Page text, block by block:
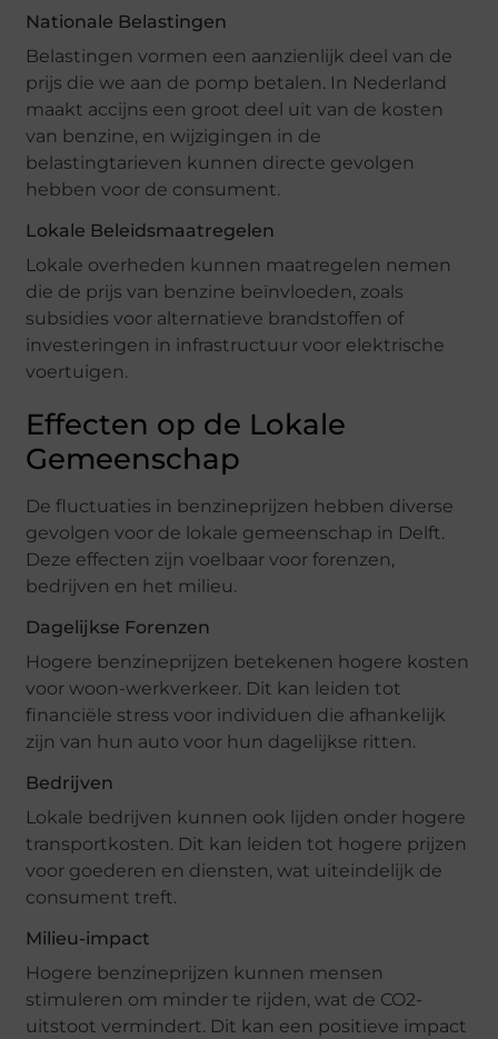
Nationale Belastingen
Belastingen vormen een aanzienlijk deel van de
prijs die we aan de pomp betalen. In Nederland
maakt accijns een groot deel uit van de kosten
van benzine, en wijzigingen in de
belastingtarieven kunnen directe gevolgen
hebben voor de consument.
Lokale Beleidsmaatregelen
Lokale overheden kunnen maatregelen nemen
die de prijs van benzine beïnvloeden, zoals
subsidies voor alternatieve brandstoffen of
investeringen in infrastructuur voor elektrische
voertuigen.
Effecten op de Lokale
Gemeenschap
De fluctuaties in benzineprijzen hebben diverse
gevolgen voor de lokale gemeenschap in Delft.
Deze effecten zijn voelbaar voor forenzen,
bedrijven en het milieu.
Dagelijkse Forenzen
Hogere benzineprijzen betekenen hogere kosten
voor woon-werkverkeer. Dit kan leiden tot
financiële stress voor individuen die afhankelijk
zijn van hun auto voor hun dagelijkse ritten.
Bedrijven
Lokale bedrijven kunnen ook lijden onder hogere
transportkosten. Dit kan leiden tot hogere prijzen
voor goederen en diensten, wat uiteindelijk de
consument treft.
Milieu-impact
Hogere benzineprijzen kunnen mensen
stimuleren om minder te rijden, wat de CO2-
uitstoot vermindert. Dit kan een positieve impact